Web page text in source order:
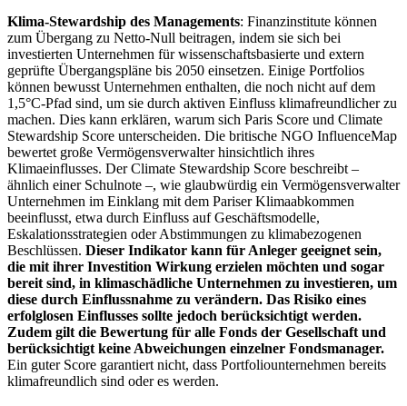
Klima-Stewardship des Managements: Finanzinstitute können
zum Übergang zu Netto-Null beitragen, indem sie sich bei
investierten Unternehmen für wissenschaftsbasierte und extern
geprüfte Übergangspläne bis 2050 einsetzen. Einige Portfolios
können bewusst Unternehmen enthalten, die noch nicht auf dem
1,5°C-Pfad sind, um sie durch aktiven Einfluss klimafreundlicher zu
machen. Dies kann erklären, warum sich Paris Score und Climate
Stewardship Score unterscheiden. Die britische NGO InfluenceMap
bewertet große Vermögensverwalter hinsichtlich ihres
Klimaeinflusses. Der Climate Stewardship Score beschreibt –
ähnlich einer Schulnote –, wie glaubwürdig ein Vermögensverwalter
Unternehmen im Einklang mit dem Pariser Klimaabkommen
beeinflusst, etwa durch Einfluss auf Geschäftsmodelle,
Eskalationsstrategien oder Abstimmungen zu klimabezogenen
Beschlüssen. Dieser Indikator kann für Anleger geeignet sein,
die mit ihrer Investition Wirkung erzielen möchten und sogar
bereit sind, in klimaschädliche Unternehmen zu investieren, um
diese durch Einflussnahme zu verändern. Das Risiko eines
erfolglosen Einflusses sollte jedoch berücksichtigt werden.
Zudem gilt die Bewertung für alle Fonds der Gesellschaft und
berücksichtigt keine Abweichungen einzelner Fondsmanager.
Ein guter Score garantiert nicht, dass Portfoliounternehmen bereits
klimafreundlich sind oder es werden.